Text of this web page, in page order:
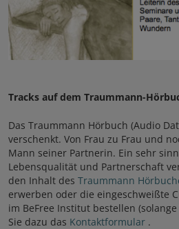
Tracks auf dem Traummann-
Das Traummann Hörbuch (Audio
verschenkt. Von Frau zu Frau und
Mann seiner Partnerin. Ein sehr
Lebensqualität und Partnerschaft
den Inhalt des Traummann
erwerben oder die eingeschweißte
im BeFree Institut bestellen
Sie dazu das Kontaktformular .